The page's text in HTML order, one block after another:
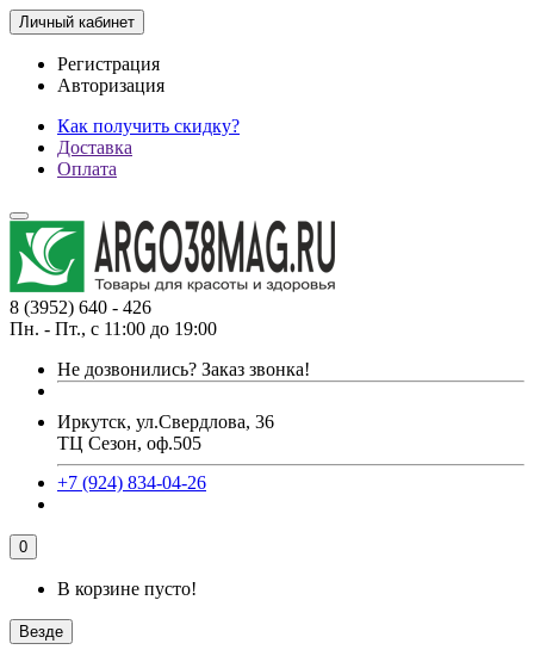
Личный кабинет
Регистрация
Авторизация
Как получить скидку?
Доставка
Оплата
8 (3952) 640 - 426
Пн. - Пт., с 11:00 до 19:00
Не дозвонились? Заказ звонка!
Иркутск, ул.Свердлова, 36
ТЦ Сезон, оф.505
+7 (924) 834-04-26
0
В корзине пусто!
Везде